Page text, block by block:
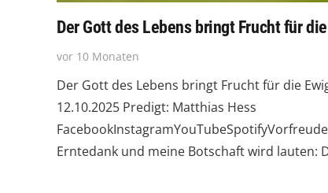
Der Gott des Lebens bringt Frucht für
vor 10 Monaten
Der Gott des Lebens bringt Frucht für die
12.10.2025 Predigt: Matthias Hess
Erntedank und meine Botschaft wird lauten: